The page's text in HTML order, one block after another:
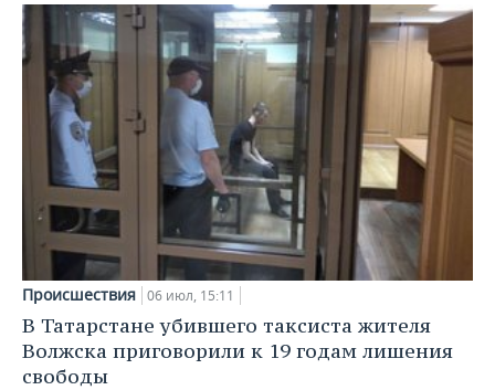
Происшествия 06 июл, 15:11
В Татарстане убившего таксиста жителя
Волжска приговорили к 19 годам лишения
свободы